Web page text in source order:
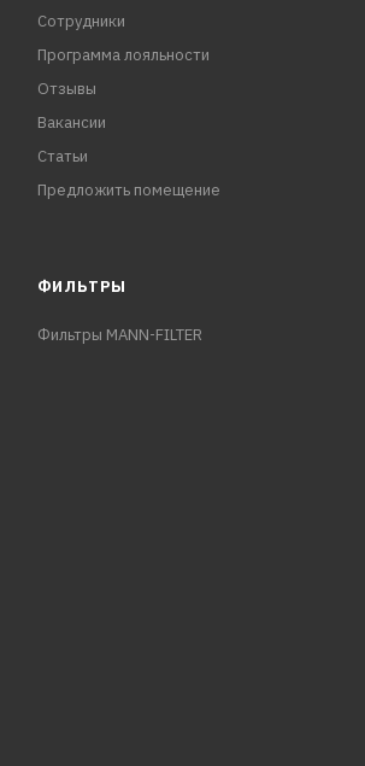
Сотрудники
Программа лояльности
Отзывы
Вакансии
Статьи
Предложить помещение
ФИЛЬТРЫ
Фильтры MANN-FILTER